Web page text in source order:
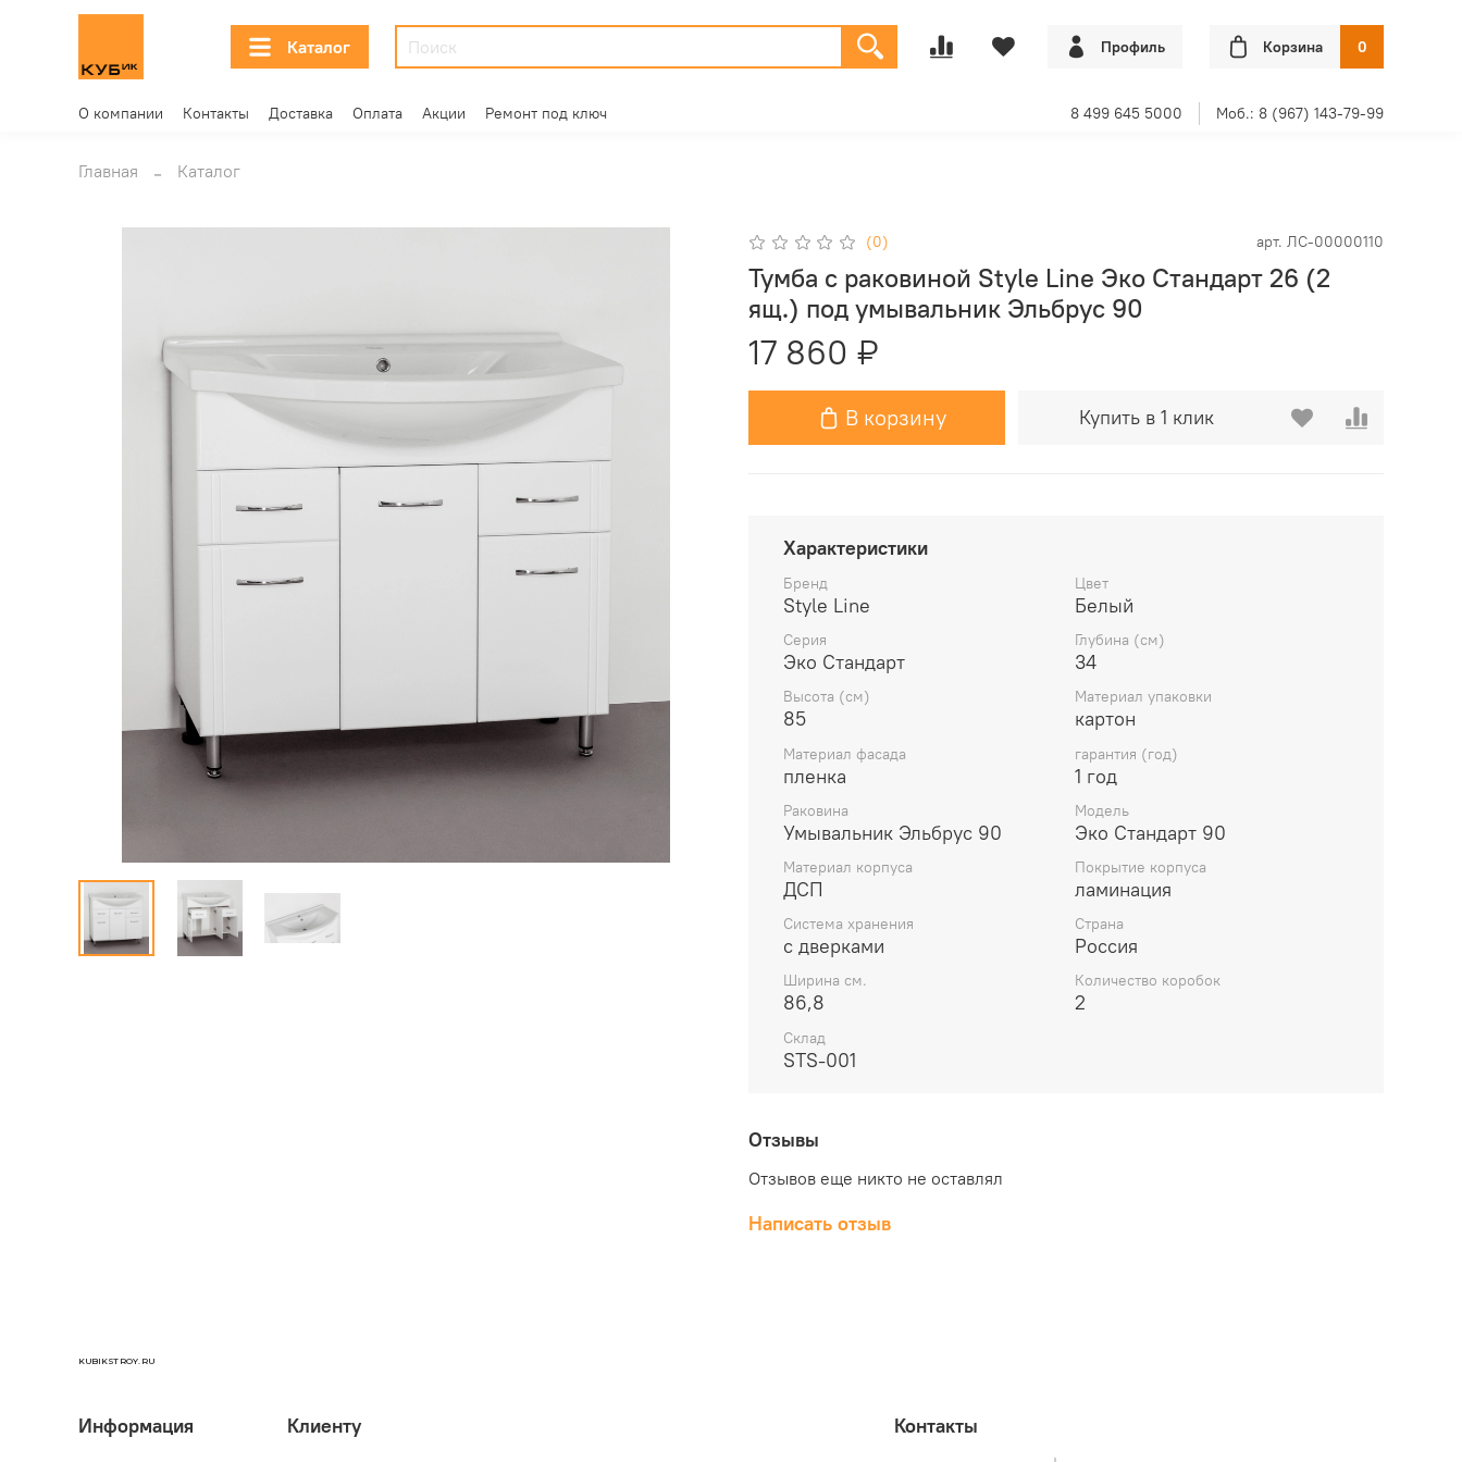
Каталог Профиль Корзина 0
О компании Контакты Доставка Оплата Акции Ремонт под ключ 8 499 645 5000 Моб.: 8 (967) 143-79-99
Главная Каталог
(0) арт. ЛС-00000110
Тумба с раковиной Style Line Эко Стандарт 26 (2
ящ.) под умывальник Эльбрус 90
17 860 ₽
В корзину Купить в 1 клик
Характеристики
Бренд
Style Line
Цвет
Белый
Серия
Эко Стандарт
Глубина (см)
34
Высота (см)
85
Материал упаковки
картон
Материал фасада
пленка
гарантия (год)
1 год
Раковина
Умывальник Эльбрус 90
Модель
Эко Стандарт 90
Материал корпуса
ДСП
Покрытие корпуса
ламинация
Система хранения
с дверками
Страна
Россия
Ширина см.
86,8
Количество коробок
2
Склад
STS-001
Отзывы
Отзывов еще никто не оставлял
Написать отзыв
KUBIKSTROY.RU
Информация Клиенту
Контакты